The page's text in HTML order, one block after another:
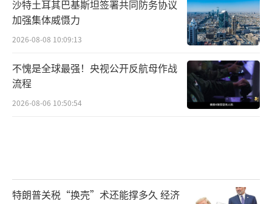
沙特土耳其巴基斯坦签署共同防务协议
加强集体威慑力
2026-08-08 10:09:13
不愧是全球最强！央视公开反航母作战
流程
2026-08-06 10:50:54
特朗普关税“换壳”术还能撑多久 经济